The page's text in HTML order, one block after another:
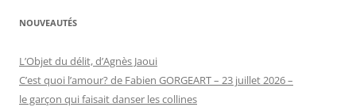
NOUVEAUTÉS
L’Objet du délit, d’Agnès Jaoui
C’est quoi l’amour? de Fabien GORGEART – 23 juillet 2026 –
le garçon qui faisait danser les collines